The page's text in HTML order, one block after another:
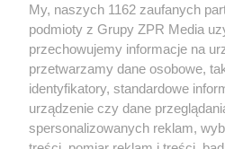
Żaden utwór zamieszczony w serwisie
rozpowszechniany lub dalej
tym także elektroniczny lub
eksploatacji w jakiejkolwiek formie,
bez pisemnej zgody właściciela praw.
wykorzystanie utworów w całości lub w
bez właściwej zgody, jest zabronione
prawnie.
My, naszych 1162 zaufanych
podmioty z Grupy ZPR Media
przechowujemy informacje na
przetwarzamy dane osobowe,
identyfikatory, standardowe
urządzenie czy dane
spersonalizowanych reklam,